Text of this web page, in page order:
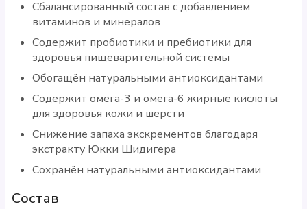
Сбалансированный состав с добавлением
витаминов и минералов
Содержит пробиотики и пребиотики для
здоровья пищеварительной системы
Обогащён натуральными антиоксидантами
Содержит омега-3 и омега-6 жирные кислоты
для здоровья кожи и шерсти
Снижение запаха экскрементов благодаря
экстракту Юкки Шидигера
Сохранён натуральными антиоксидантами
Состав